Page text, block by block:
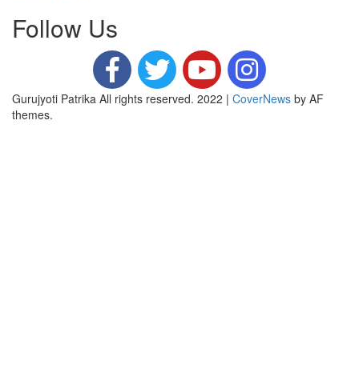
Follow Us
Gurujyoti Patrika All rights reserved. 2022 | CoverNews by AF
themes.